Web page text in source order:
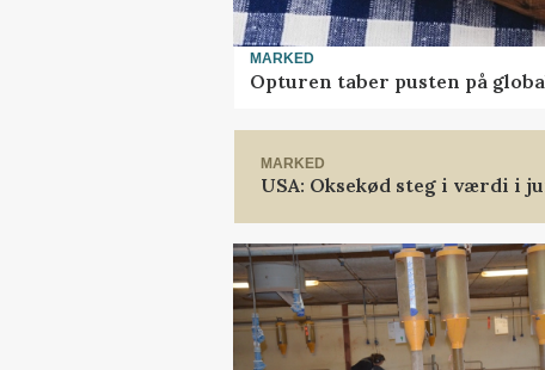
MARKED
Opturen taber pusten på
MARKED
USA: Oksekød steg i værdi i